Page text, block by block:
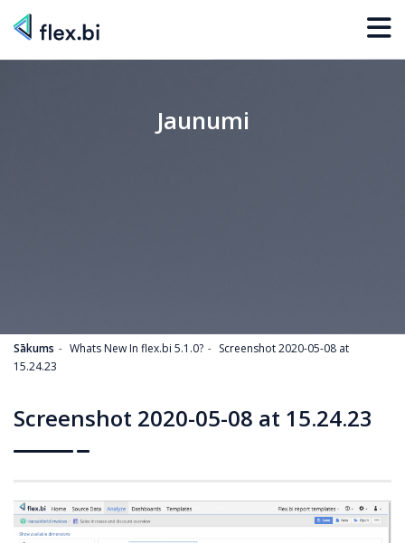
Jaunumi
Sākums Whats New In flex.bi 5.1.0?
Screenshot 2020-05-08 at
15.24.23
Screenshot 2020-05-08 at 15.24.23